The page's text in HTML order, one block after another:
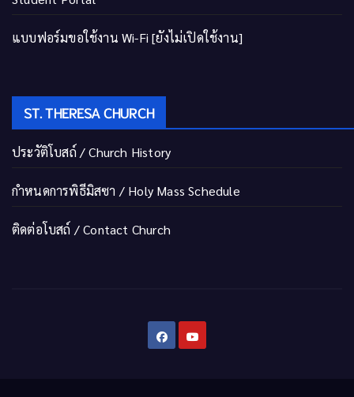
แบบฟอร์มขอใช้งาน Wi-Fi [ยังไม่เปิดใช้งาน]
ST. THERESA CHURCH
ประวัติโบสถ์ / Church History
กำหนดการพิธีมิสซา / Holy Mass Schedule
ติดต่อโบสถ์ / Contact Church